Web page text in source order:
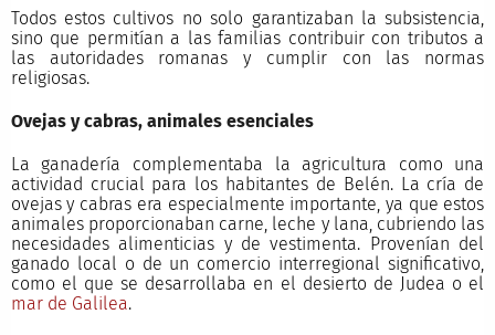
Todos estos cultivos no solo garantizaban la subsistencia,
sino que permitían a las familias contribuir con tributos a
las autoridades romanas y cumplir con las normas
religiosas.
Ovejas y cabras, animales esenciales
La ganadería complementaba la agricultura como una
actividad crucial para los habitantes de Belén. La cría de
ovejas y cabras era especialmente importante, ya que estos
animales proporcionaban carne, leche y lana, cubriendo las
necesidades alimenticias y de vestimenta. Provenían del
ganado local o de un comercio interregional significativo,
como el que se desarrollaba en el desierto de Judea o el
mar de Galilea.